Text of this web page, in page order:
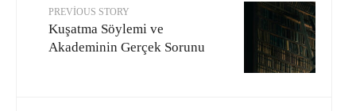
PREVIOUS STORY
Kuşatma Söylemi ve
Akademinin Gerçek Sorunu